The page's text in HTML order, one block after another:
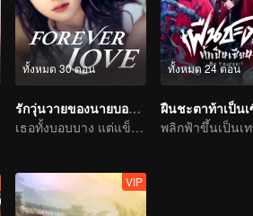
ทั้งหมด 30 ตอน
รักวุ่นวายของนายบอดี้การ์ด
เธอทั้งบอบบาง แต่แข็งแกร่ง
ทั้งหมด 24 ตอน
VIP